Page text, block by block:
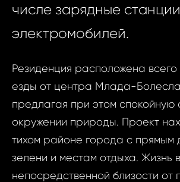
числе зарядные
электромобилей.
Резиденция расположена всего
езды от центра Млада-
предлагая при этом спокойную
окружении природы. Проект
тихом районе города с прямым
зелени и местам отдыха. Жизнь в
непосредственной близости от